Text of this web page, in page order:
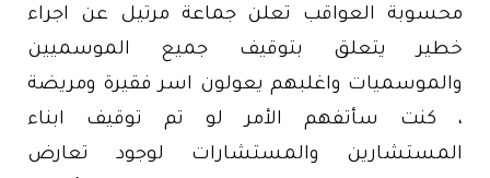
محسوبة العواقب تعلن جماعة مرتيل عن اجراء
خطير يتعلق بتوقيف جميع الموسميين
والموسميات واغلبهم يعولون اسر فقيرة ومريضة
، كنت سأتفهم الأمر لو تم توقيف ابناء
المستشارين والمستشارات لوجود تعارض